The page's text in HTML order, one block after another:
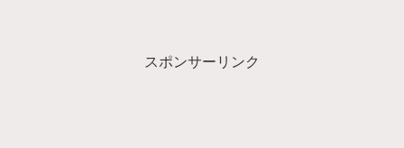
スポンサーリンク